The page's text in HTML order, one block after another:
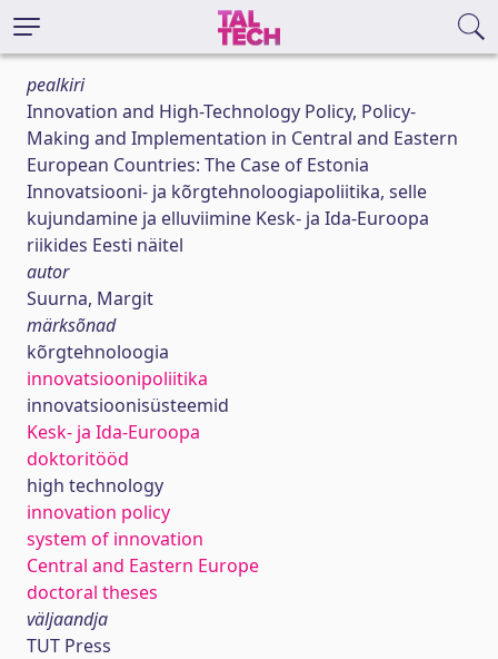
pealkiri
Innovation and High-Technology Policy, Policy-
Making and Implementation in Central and Eastern
European Countries: The Case of Estonia
Innovatsiooni- ja kõrgtehnoloogiapoliitika, selle
kujundamine ja elluviimine Kesk- ja Ida-Euroopa
riikides Eesti näitel
autor
Suurna, Margit
märksõnad
kõrgtehnoloogia
innovatsioonipoliitika
innovatsioonisüsteemid
Kesk- ja Ida-Euroopa
doktoritööd
high technology
innovation policy
system of innovation
Central and Eastern Europe
doctoral theses
väljaandja
TUT Press